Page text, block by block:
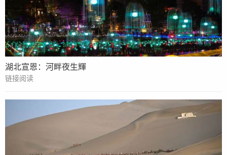
湖北宣恩：河畔夜生輝
链接阅读